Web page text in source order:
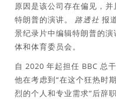
原因是该公司存在偏见，
特朗普的演讲。 路透社 报
景纪录片中编辑特朗普的
体和体育委员会。
自 2020 年起担任 BBC 总
他在考虑到“在这个狂热时
烈的个人和专业需求”后辞